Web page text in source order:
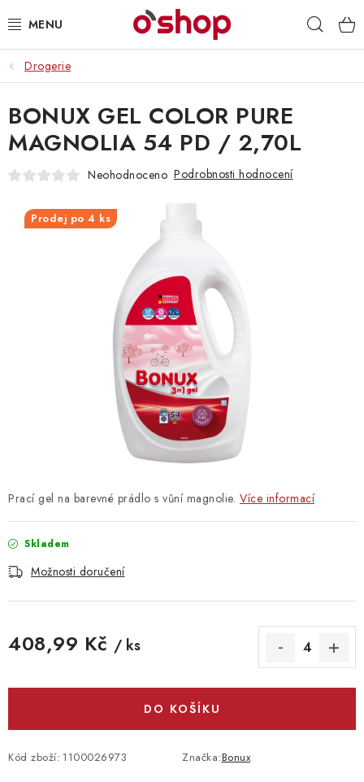
na
OSOBNÍ PÉČE
POTRAVINY
HRAČKY 🧸
Obchodní podmínky
Podmínky ochrany osobních údajů
Servis a reklamace
Drogerie
Prací gel na barevné prádlo s vůní magnolie. Více informací
Skladem
Možnosti doručení
408,99 Kč / ks
DO KOŠÍKU
Kód zboží: 1100026973 Značka:Bonux
BONUX GEL COLOR PURE
MAGNOLIA 54 PD / 2,70L
Neohodnoceno Podrobnosti hodnocení
Prodej po 4 ks